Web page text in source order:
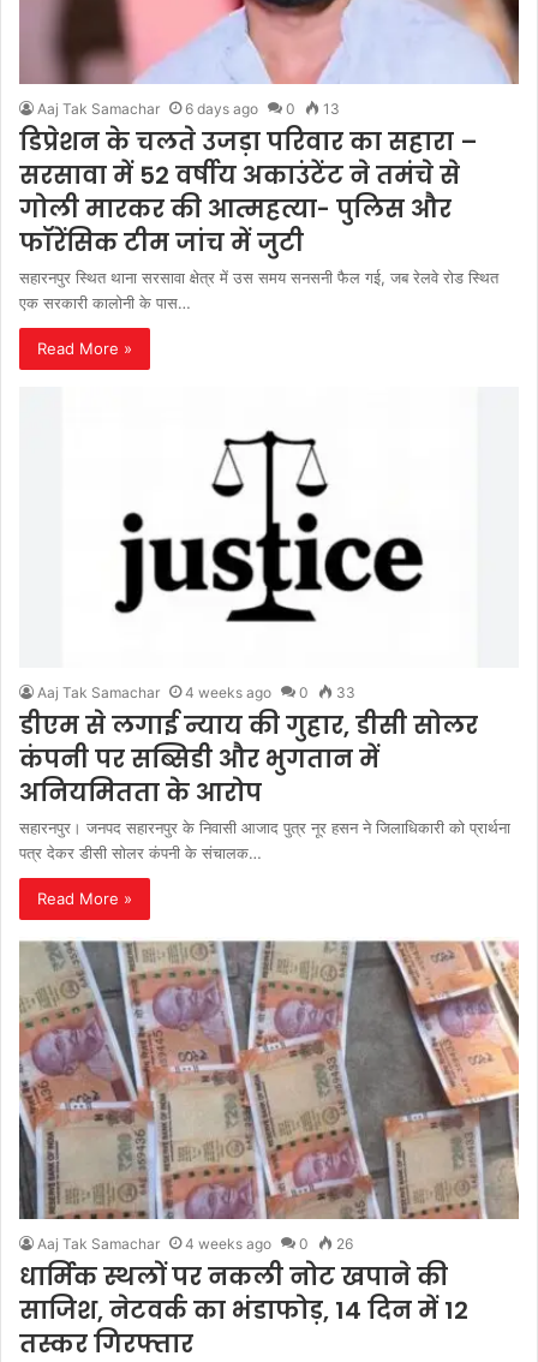
Aaj Tak Samachar 6 days ago 0 13
डिप्रेशन के चलते उजड़ा परिवार का सहारा –
सरसावा में 52 वर्षीय अकाउंटेंट ने तमंचे से
गोली मारकर की आत्महत्या- पुलिस और
फॉरेंसिक टीम जांच में जुटी
सहारनपुर स्थित थाना सरसावा क्षेत्र में उस समय सनसनी फैल गई, जब रेलवे रोड स्थित
एक सरकारी कालोनी के पास…
Read More »
Aaj Tak Samachar 4 weeks ago 0 33
डीएम से लगाई न्याय की गुहार, डीसी सोलर
कंपनी पर सब्सिडी और भुगतान में
अनियमितता के आरोप
सहारनपुर। जनपद सहारनपुर के निवासी आजाद पुत्र नूर हसन ने जिलाधिकारी को प्रार्थना
पत्र देकर डीसी सोलर कंपनी के संचालक…
Read More »
Aaj Tak Samachar 4 weeks ago 0 26
धार्मिक स्थलों पर नकली नोट खपाने की
साजिश, नेटवर्क का भंडाफोड़, 14 दिन में 12
तस्कर गिरफ्तार